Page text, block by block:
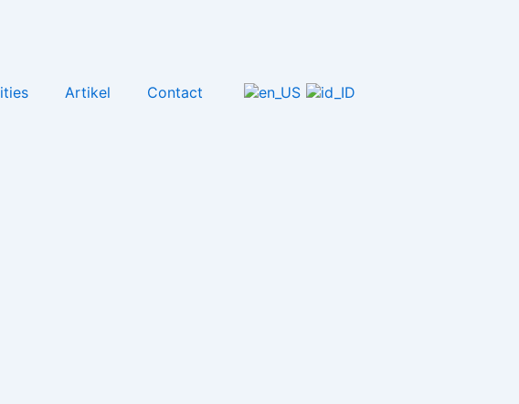
Artikel Contact